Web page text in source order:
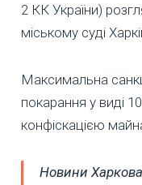
2 КК України)
міському суді
Максимальна
покарання у виді
конфіскацією
Новини Харкова